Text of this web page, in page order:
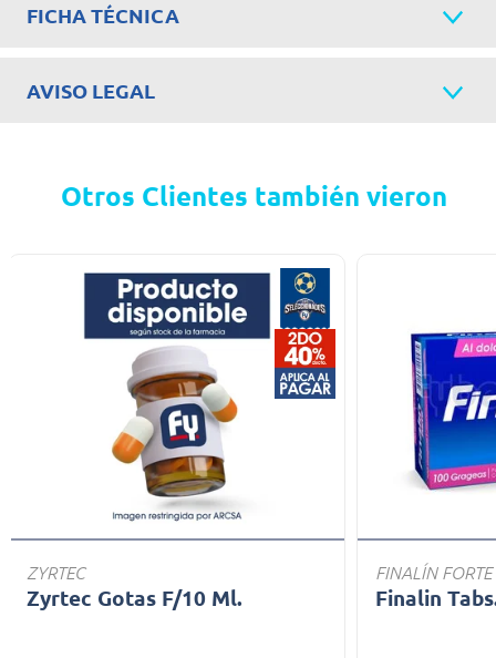
FICHA TÉCNICA
AVISO LEGAL
Otros Clientes también vieron
ZYRTEC
Zyrtec Gotas F/10 Ml.
FINALÍN FORTE
Finalin